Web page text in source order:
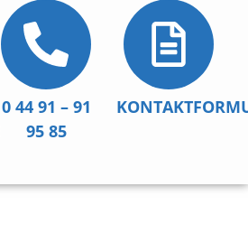
0 44 91 – 91
95 85